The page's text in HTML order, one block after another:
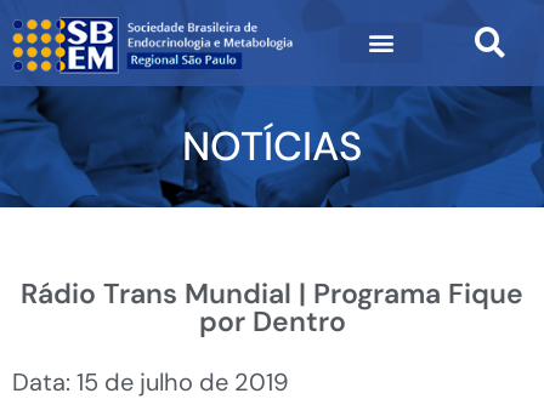
NOTÍCIAS
Rádio Trans Mundial | Programa Fique
por Dentro
Data: 15 de julho de 2019